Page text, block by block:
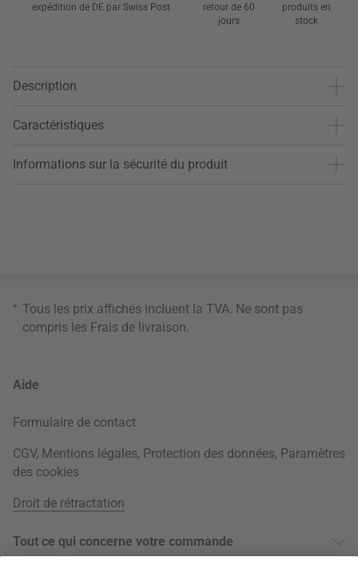
expédition de DE par Swiss Post
retour de 60
jours
produits en
stock
Description
Caractéristiques
Informations sur la sécurité du produit
* Tous les prix affichés incluent la TVA. Ne sont pas
compris les Frais de livraison
Aide
Formulaire de contact
CGV, Mentions légales, Protection des données, Paramètres
des cookies
Droit de rétractation
Tout ce qui concerne votre commande